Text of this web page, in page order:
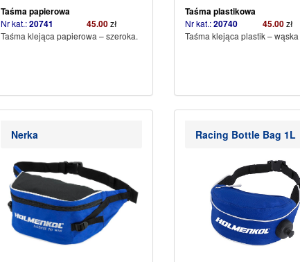
Taśma papierowa
Nr kat.:20741 45.00zł
Taśma klejąca papierowa – szeroka.
Taśma plastikowa
Nr kat.:20740 45.00zł
Taśma klejąca plastik – wąska
Nerka Racing Bottle Bag 1L